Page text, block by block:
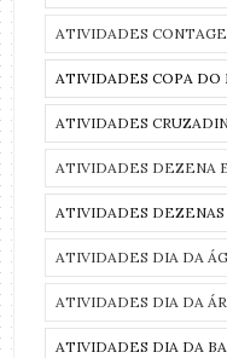
ATIVIDADES
ATIVIDADES COPA DO
ATIVIDADES
ATIVIDADES DEZENA
ATIVIDADES
ATIVIDADES DIA DA
ATIVIDADES DIA DA
ATIVIDADES DIA DA